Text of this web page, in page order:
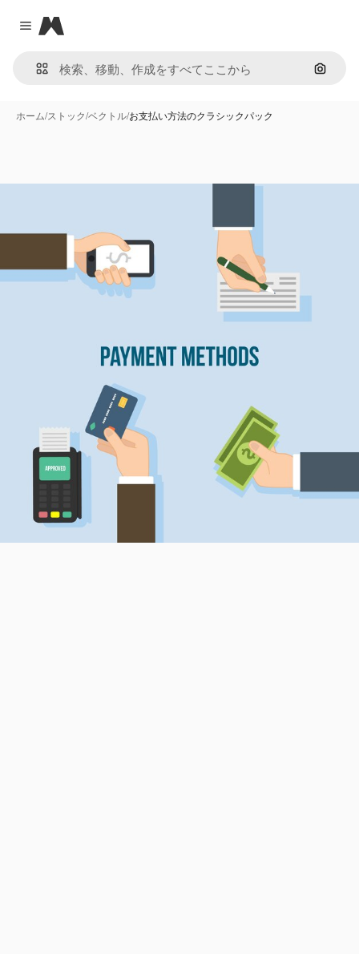
Close menu
Magnific
画像で
ホーム/ストック/ベクトル/お支払い方法のクラシックパック